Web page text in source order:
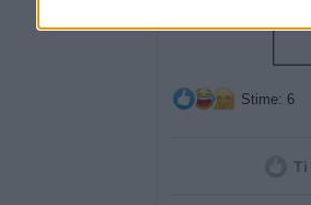
Stime: 6
Ti